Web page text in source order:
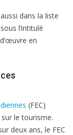
dans la liste
l’intitulé
en
(FEC)
le tourisme.
deux ans, le FEC